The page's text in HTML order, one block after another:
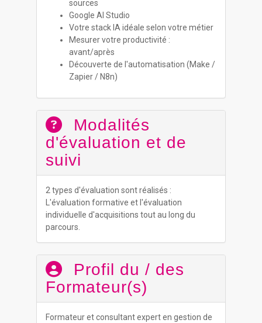
sources
Google AI Studio
Votre stack IA idéale selon votre métier
Mesurer votre productivité :
avant/après
Découverte de l'automatisation (Make /
Zapier / N8n)
Modalités
d'évaluation et de
suivi
2 types d'évaluation sont réalisés :
L'évaluation formative et l'évaluation
individuelle d'acquisitions tout au long du
parcours.
Profil du / des
Formateur(s)
Formateur et consultant expert en gestion de